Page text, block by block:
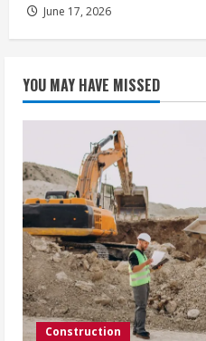
June 17, 2026
YOU MAY HAVE MISSED
Construction